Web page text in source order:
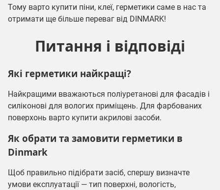
Тому варто купити піни, клеї, герметики саме в нас та
отримати ще більше переваг від DINMARK!
Питання і відповіді
Які герметики найкращі?
Найкращими вважаються поліуретанові для фасадів і
силіконові для вологих приміщень. Для фарбованих
поверхонь варто купити акрилові засоби.
Як обрати та замовити герметики в
Dinmark
Щоб правильно підібрати засіб, спершу визначте
умови експлуатації — тип поверхні, вологість,